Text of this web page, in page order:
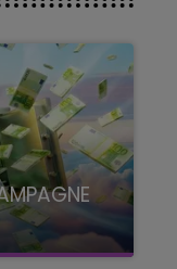
FM, à 8H10